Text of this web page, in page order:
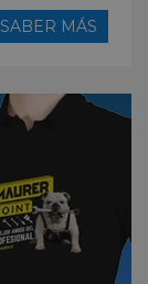
SABER MÁS